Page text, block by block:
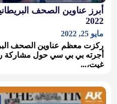
2022
مايو 25, 2022
ركزت معظم عناوين الصحف
أجرته بي بي سي حول مشاركة
غيت،...